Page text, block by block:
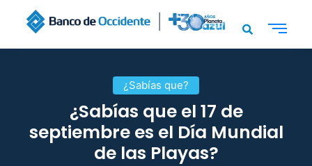
¿Sabías que?
¿Sabías que el 17 de
septiembre es el Día Mundial
de las Playas?